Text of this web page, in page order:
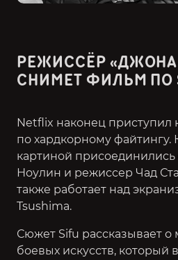
РЕЖИССЁР «ДЖОНА
СНИМЕТ ФИЛЬМ ПО
Netflix наконец приступил
по хардкорному файтингу.
картиной присоединились
Ноулин и режиссер Чад
также работает над
Tsushima.
Сюжет Sifu рассказывает
боевых искусств, который